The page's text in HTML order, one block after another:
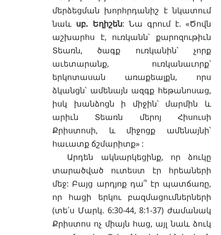
մերձեցման խորհրդանիշ է նկատում
նաև սբ. Եղիշեն: Նա գրում է. «Ծովն
աշխարհս է, ուռկանն՝ քարոզութիւն
Տեառն, ծագք ուռկանին՝ չորք
աւետարանք, ուռկանաւորք՝
երկոտասան առաքեալքն, որս
ձկանցն՝ ամենայն ազգք հեթանոսաց,
իսկ խանձոցն ի միջին՝ մարմին և
արիւն Տեառն մերոյ Հիսուսի
Քրիստոսի, և միջոցք ամենայնի՝
հաւատք ճշմարիտք» :
Արդեն ակնարկեցինք, որ ձուկը
տարածված ուտեստ էր հրեաների
մեջ: Բայց արդյոք դա՞ էր պատճառը,
որ հացի երկու բազմացումներների
(տե՛ս Մարկ. 6:30-44, 8:1-37) ժամանակ
Քրիստոս ոչ միայն հաց, այլ նաև ձուկ